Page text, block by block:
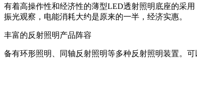
有着高操作性和经济性的薄型LED透射照明底座的采
振光观察，电能消耗大约是原来的一半，经济实惠。
丰富的反射照明产品阵容
备有环形照明、同轴反射照明等多种反射照明装置。